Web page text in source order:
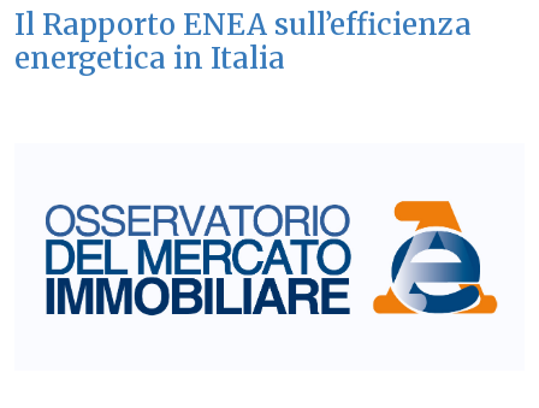
Il Rapporto ENEA sull’efficienza
energetica in Italia